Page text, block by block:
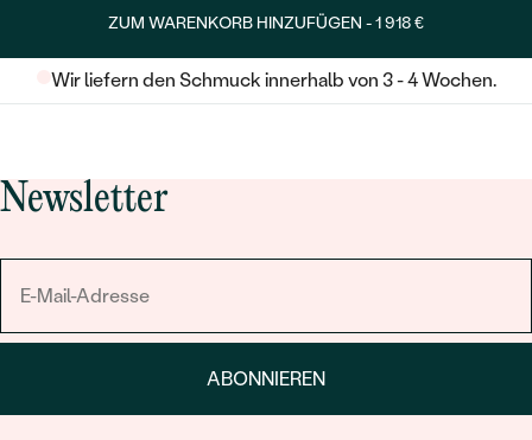
ZUM WARENKORB HINZUFÜGEN -1 918 €
Wir liefern den Schmuck innerhalb von 3 - 4 Wochen.
Newsletter
ABONNIEREN